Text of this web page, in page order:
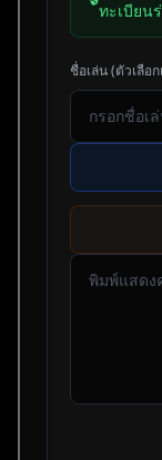
ทะเบียน
ชื่อเล่น (ตัวเลือ